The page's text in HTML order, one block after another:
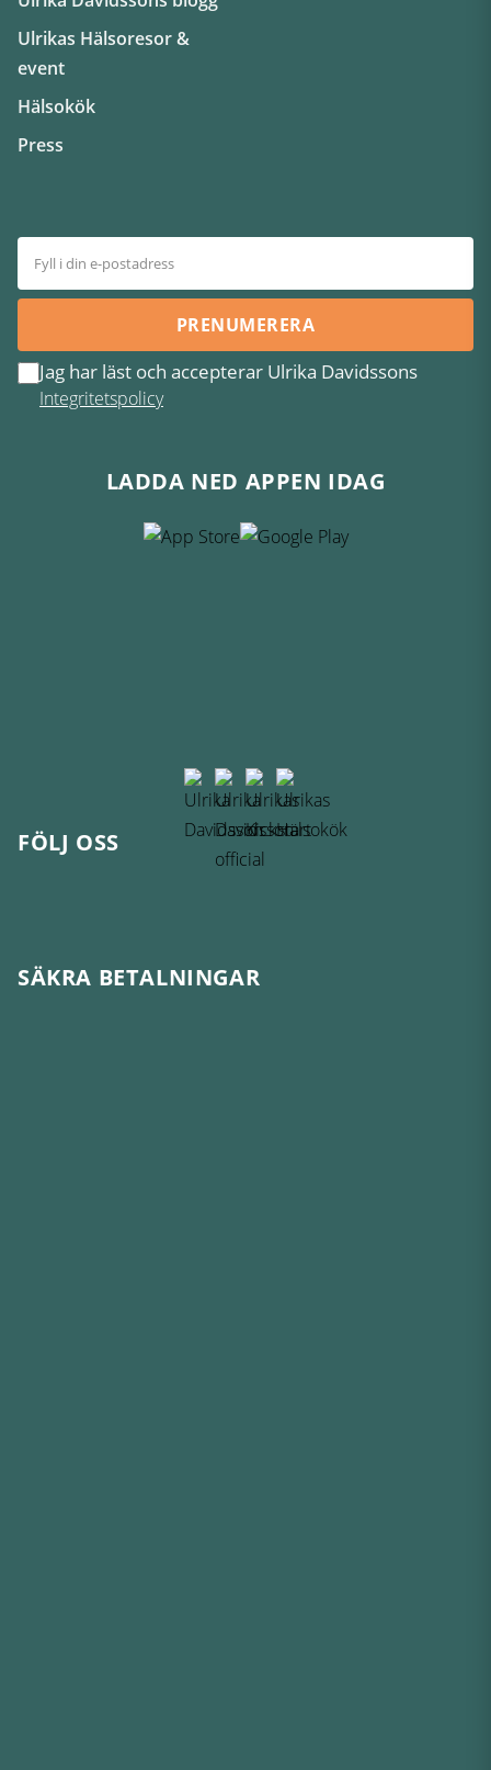
Ulrikas Hälsoresor &
event
Hälsokök
Press
PRENUMERERA
Jag har läst och accepterar Ulrika Davidssons
Integritetspolicy
LADDA NED APPEN IDAG
FÖLJ OSS
SÄKRA BETALNINGAR